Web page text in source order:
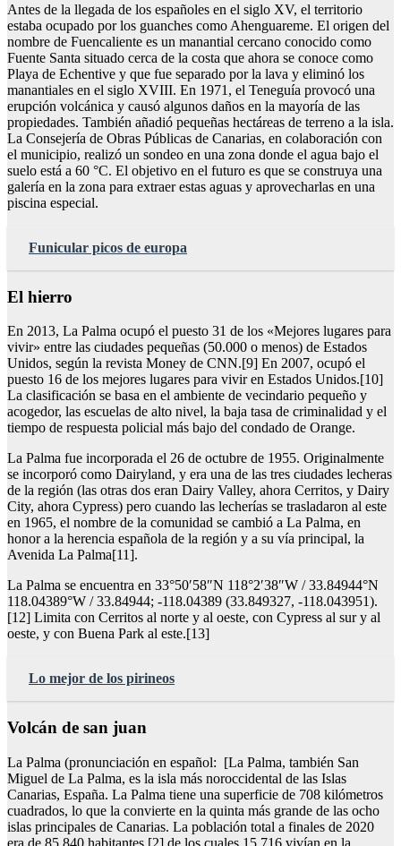
Antes de la llegada de los españoles en el siglo XV, el territorio
estaba ocupado por los guanches como Ahenguareme. El origen del
nombre de Fuencaliente es un manantial cercano conocido como
Fuente Santa situado cerca de la costa que ahora se conoce como
Playa de Echentive y que fue separado por la lava y eliminó los
manantiales en el siglo XVIII. En 1971, el Teneguía provocó una
erupción volcánica y causó algunos daños en la mayoría de las
propiedades. También añadió pequeñas hectáreas de terreno a la isla.
La Consejería de Obras Públicas de Canarias, en colaboración con
el municipio, realizó un sondeo en una zona donde el agua bajo el
suelo está a 60 °C. El objetivo en el futuro es que se construya una
galería en la zona para extraer estas aguas y aprovecharlas en una
piscina especial.
Funicular picos de europa
El hierro
En 2013, La Palma ocupó el puesto 31 de los «Mejores lugares para
vivir» entre las ciudades pequeñas (50.000 o menos) de Estados
Unidos, según la revista Money de CNN.[9] En 2007, ocupó el
puesto 16 de los mejores lugares para vivir en Estados Unidos.[10]
La clasificación se basa en el ambiente de vecindario pequeño y
acogedor, las escuelas de alto nivel, la baja tasa de criminalidad y el
tiempo de respuesta policial más bajo del condado de Orange.
La Palma fue incorporada el 26 de octubre de 1955. Originalmente
se incorporó como Dairyland, y era una de las tres ciudades lecheras
de la región (las otras dos eran Dairy Valley, ahora Cerritos, y Dairy
City, ahora Cypress) pero cuando las lecherías se trasladaron al este
en 1965, el nombre de la comunidad se cambió a La Palma, en
honor a la herencia española de la región y a su vía principal, la
Avenida La Palma[11].
La Palma se encuentra en 33°50′58″N 118°2′38″W / 33.84944°N
118.04389°W / 33.84944; -118.04389 (33.849327, -118.043951).
[12] Limita con Cerritos al norte y al oeste, con Cypress al sur y al
oeste, y con Buena Park al este.[13]
Lo mejor de los pirineos
Volcán de san juan
La Palma (pronunciación en español: [La Palma, también San
Miguel de La Palma, es la isla más noroccidental de las Islas
Canarias, España. La Palma tiene una superficie de 708 kilómetros
cuadrados, lo que la convierte en la quinta más grande de las ocho
islas principales de Canarias. La población total a finales de 2020
era de 85.840 habitantes,[2] de los cuales 15.716 vivían en la